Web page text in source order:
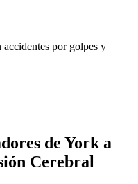
por golpes y
de York a
Cerebral